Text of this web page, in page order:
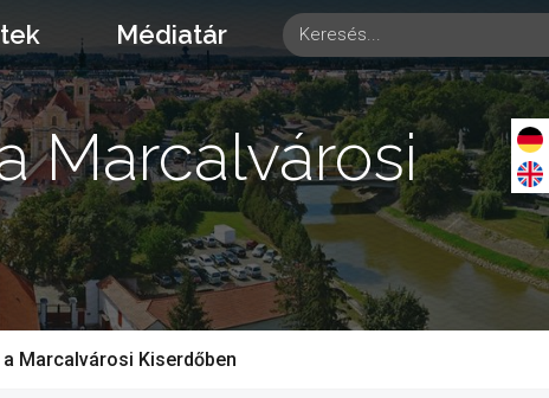
Médiatár
Marcalvárosi
Marcalvárosi Kiserdőben